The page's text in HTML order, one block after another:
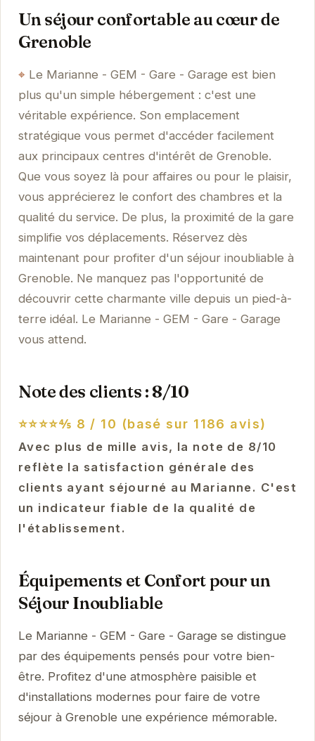
Un séjour confortable au cœur de
Grenoble
Le Marianne - GEM - Gare - Garage est bien
plus qu'un simple hébergement : c'est une
véritable expérience. Son emplacement
stratégique vous permet d'accéder facilement
aux principaux centres d'intérêt de Grenoble.
Que vous soyez là pour affaires ou pour le plaisir,
vous apprécierez le confort des chambres et la
qualité du service. De plus, la proximité de la gare
simplifie vos déplacements. Réservez dès
maintenant pour profiter d'un séjour inoubliable à
Grenoble. Ne manquez pas l'opportunité de
découvrir cette charmante ville depuis un pied-à-
terre idéal. Le Marianne - GEM - Gare - Garage
vous attend.
Note des clients : 8/10
⭐⭐⭐⭐⅘ 8 / 10 (basé sur 1186 avis)
Avec plus de mille avis, la note de 8/10
reflète la satisfaction générale des
clients ayant séjourné au Marianne. C'est
un indicateur fiable de la qualité de
l'établissement.
Équipements et Confort pour un
Séjour Inoubliable
Le Marianne - GEM - Gare - Garage se distingue
par des équipements pensés pour votre bien-
être. Profitez d'une atmosphère paisible et
d'installations modernes pour faire de votre
séjour à Grenoble une expérience mémorable.